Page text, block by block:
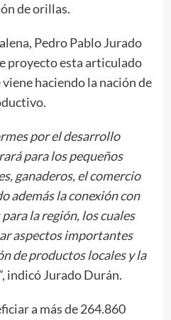
de orillas.
Pedro Pablo Jurado
proyecto esta articulado
haciendo la nación de
por el desarrollo
para los pequeños
ganaderos, el comercio
además la conexión con
la región, los cuales
aspectos importantes
de productos locales y la
indicó Jurado Durán.
a más de 264.860